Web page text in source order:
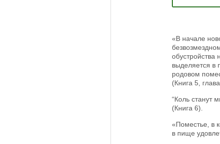
«В начале
обустройства
выделяется в
родовом
(Книга 5,
“Коль станут
(Книга 6).
«Поместье, в
в пище